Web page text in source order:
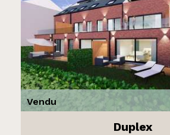
Vendu
Duplex